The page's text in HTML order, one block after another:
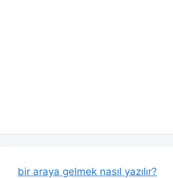
bir araya gelmek nasıl yazılır?